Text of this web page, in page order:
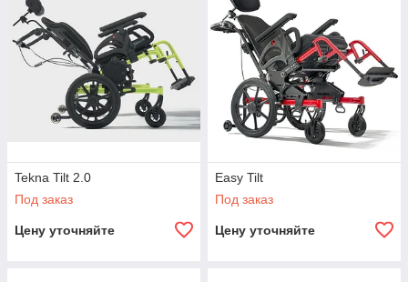
Tekna Tilt 2.0
Под заказ
Цену уточняйте
Easy Tilt
Под заказ
Цену уточняйте